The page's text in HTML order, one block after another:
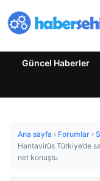
Güncel Haberler
Ana sayfa › Forumlar ›
Hantavirüs Türkiye’de
net konuştu